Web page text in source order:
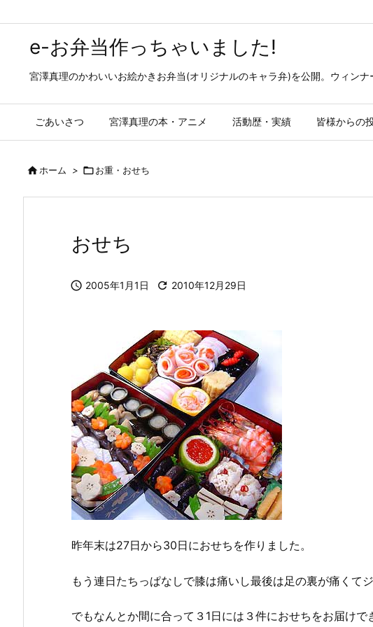
e-お弁当作っちゃいました!
宮澤真理のかわいいお絵かきお弁当(オリジナルのキャラ弁)を公開。ウィン
ごあいさつ 宮澤真理の本・アニメ 活動歴・実績 皆様からの
ホーム > お重・おせち
おせち
 2005年1月1日  2010年12月29日
昨年末は27日から30日におせちを作りました。
もう連日たちっぱなしで膝は痛いし最後は足の裏が痛くて
でもなんとか間に合って３1日には３件におせちをお届けで